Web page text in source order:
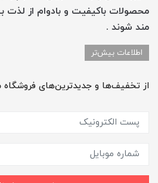
محصولات باکیفیت و بادوام از لذت
مند شوند .
اطلاعات بیش‌تر
از تخفیف‌ها و جدیدترین‌های فروشگاه